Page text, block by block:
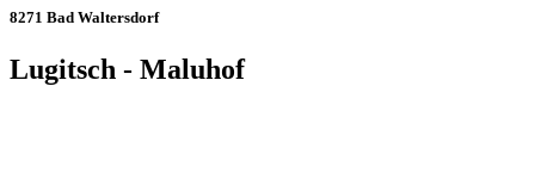
8271 Bad Waltersdorf
Lugitsch - Maluhof